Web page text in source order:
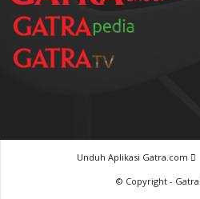
Unduh Aplikasi Gatra.com
© Copyright - Gatra